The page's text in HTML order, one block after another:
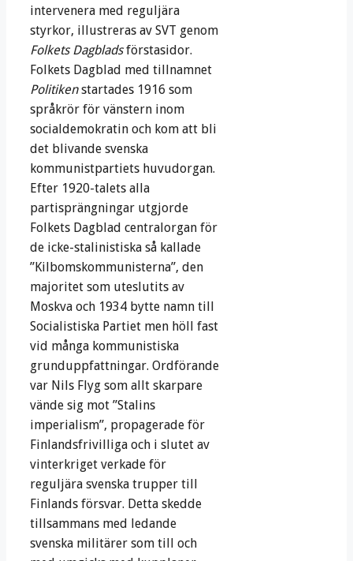
intervenera med reguljära
styrkor, illustreras av SVT genom
Folkets Dagbladsförstasidor.
Folkets Dagblad med tillnamnet
Politikenstartades 1916 som
språkrör för vänstern inom
socialdemokratin och kom att bli
det blivande svenska
kommunistpartiets huvudorgan.
Efter 1920-talets alla
partisprängningar utgjorde
Folkets Dagblad centralorgan för
de icke-stalinistiska så kallade
”Kilbomskommunisterna”, den
majoritet som uteslutits av
Moskva och 1934 bytte namn till
Socialistiska Partiet men höll fast
vid många kommunistiska
grunduppfattningar. Ordförande
var Nils Flyg som allt skarpare
vände sig mot ”Stalins
imperialism”, propagerade för
Finlandsfrivilliga och i slutet av
vinterkriget verkade för
reguljära svenska trupper till
Finlands försvar. Detta skedde
tillsammans med ledande
svenska militärer som till och